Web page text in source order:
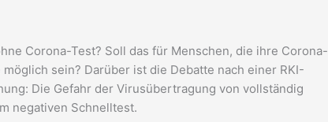
Corona-Test? Soll das für Menschen, die ihre Corona-
sein? Darüber ist die Debatte nach einer RKI-
Die Gefahr der Virusübertragung von vollständig
negativen Schnelltest.